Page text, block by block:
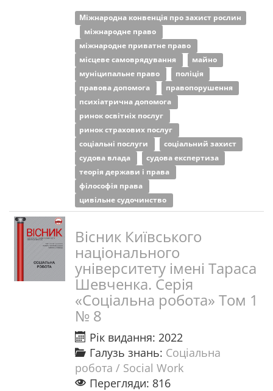
Міжнародна конвенція про захист рослин
міжнародне право
міжнародне приватне право
місцеве самоврядування
майно
муніципальне право
поліція
правова допомога
правопорушення
психіатрична допомога
ринок освітніх послуг
ринок страхових послуг
соціальні послуги
соціальний захист
судова влада
судова експертиза
теорія держави і права
філософія права
цивільне судочинство
Вісник Київського
національного
університету імені Тараса
Шевченка. Серія
«Соціальна робота» Том 1
№ 8
Рік видання: 2022
Галузь знань: Соціальна
робота / Social Work
Перегляди: 816